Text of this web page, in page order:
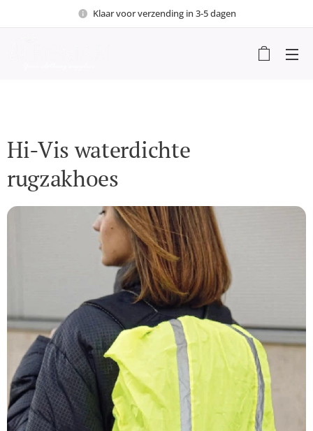
Klaar voor verzending in 3-5 dagen
Hi-Vis waterdichte
rugzakhoes